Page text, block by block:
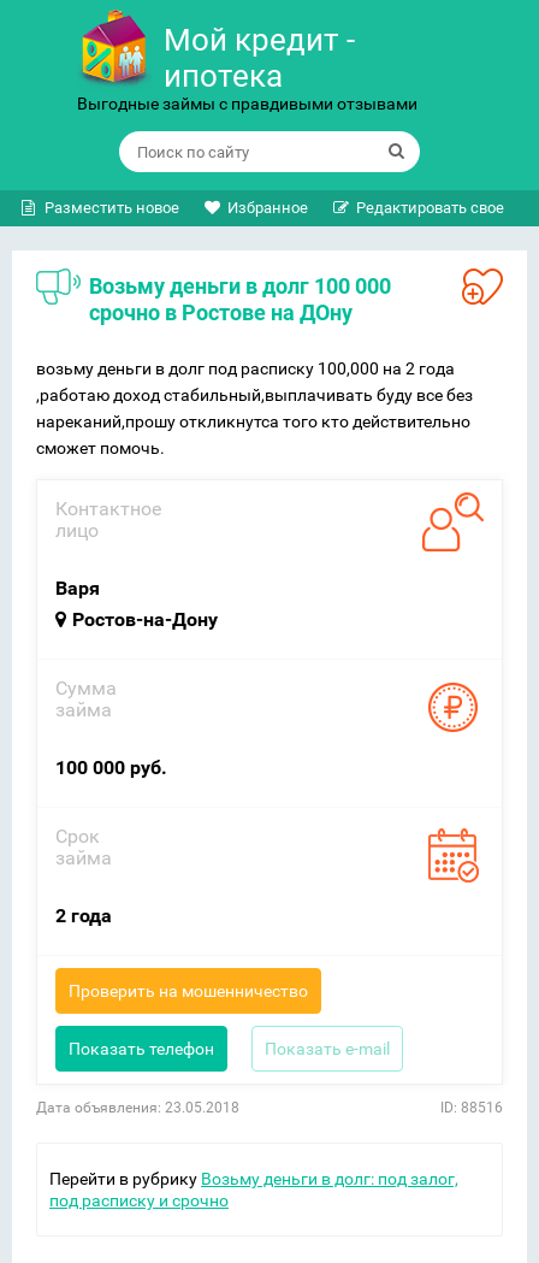
Мой кредит -
ипотека
Выгодные займы с правдивыми отзывами
Разместить новое Избранное Редактировать свое
возьму деньги в долг 100 000
срочно в Ростове на ДОну
возьму деньги в долг под расписку 100,000 на 2 года
,работаю доход стабильный,выплачивать буду все без
нареканий,прошу откликнутса того кто действительно
сможет помочь.
Контактное
лицо
Варя
Ростов-на-Дону
Сумма
займа
100 000 руб.
Срок
займа
2 года
Проверить на мошенничество
Показать телефон Показать e-mail
Дата объявления: 23.05.2018 ID: 88516
Перейти в рубрику Возьму деньги в долг: под залог,
под расписку и срочно